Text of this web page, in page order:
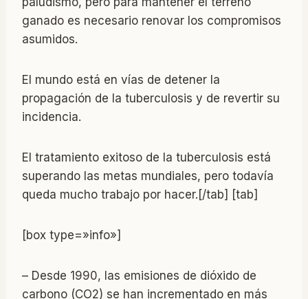
ganado es necesario renovar los compromisos
asumidos.
El mundo está en vías de detener la
propagación de la tuberculosis y de revertir su
incidencia.
El tratamiento exitoso de la tuberculosis está
superando las metas mundiales, pero todavía
queda mucho trabajo por hacer.[/tab] [tab]
[box type=»info»]
– Desde 1990, las emisiones de dióxido de
carbono (CO2) se han incrementado en más